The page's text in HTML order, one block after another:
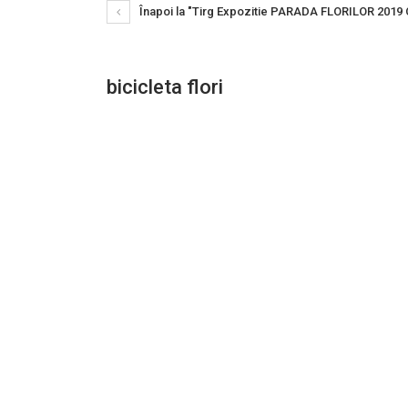
Înapoi la "Tirg Expozitie PARADA FLORILOR 2019
bicicleta flori